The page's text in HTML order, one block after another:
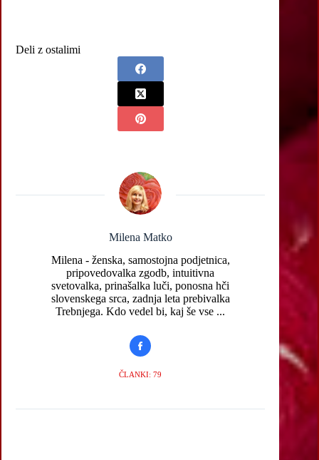
Deli z ostalimi
Milena Matko
Milena - ženska, samostojna podjetnica,
pripovedovalka zgodb, intuitivna
svetovalka, prinašalka luči, ponosna hči
slovenskega srca, zadnja leta prebivalka
Trebnjega. Kdo vedel bi, kaj še vse ...
ČLANKI: 79